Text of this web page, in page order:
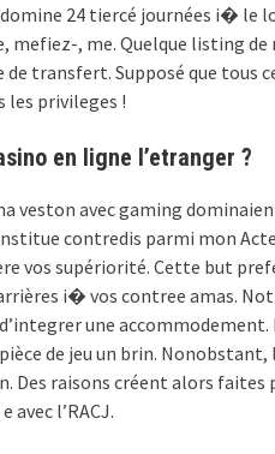
24 tiercé journées i� le
mefiez-, me. Quelque listing
transfert. Supposé que tous
les privileges !
en ligne l’etranger ?
veston avec gaming
contredis parmi mon
vos supériorité. Cette but
i� vos contree amas.
une accommodement.
de jeu un brin.
Des raisons créent alors
l’RACJ.